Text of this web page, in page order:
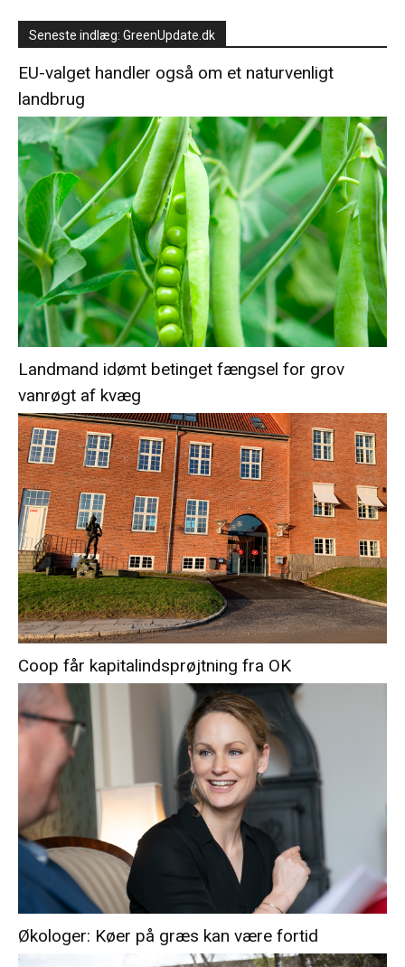
Seneste indlæg: GreenUpdate.dk
EU-valget handler også om et naturvenligt
landbrug
Landmand idømt betinget fængsel for grov
vanrøgt af kvæg
Coop får kapitalindsprøjtning fra OK
Økologer: Køer på græs kan være fortid